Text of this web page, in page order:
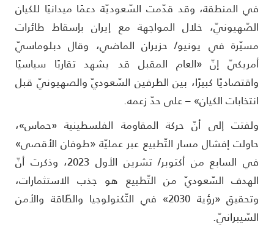
المنطقة، وقد قدّمت السّعوديّة دعمًا ميدانيًا للكيان
خلال المواجهة مع إيران بإسقاط طائرات
في يونيو/ حزيران الماضي، وقال دبلوماسيّ
إنّ «العام المقبل قد يشهد تقاربًا سياسيًا
كبيرًا، بين الطرفين السّعوديّ والصهيونيّ قبل
الكيان» – على حدّ زعمه.
إلى أنّ حركة المقاومة الفلسطينية «حماس»،
إفشال مسار التّطبيع عبر عمليّة «طوفان الأقصى»
في السابع من أكتوبر/ تشرين الأول 2023، وذكرت أنّ
السّعوديّ من التّطبيع هو جذب الاستثمارات،
وتحقيق «رؤية 2030» في التّكنولوجيا والطّاقة والأمن